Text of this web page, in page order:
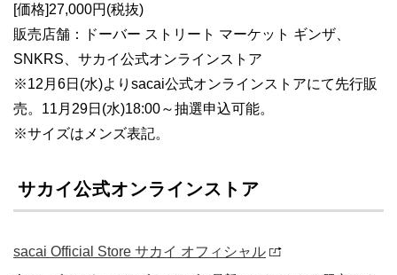
[価格]27,000円(税抜)
販売店舗：ドーバー ストリート マーケット ギンザ、
SNKRS、サカイ公式オンラインストア
※12月6日(水)よりsacai公式オンラインストアにて先行販
売。11月29日(水)18:00～抽選申込可能。
※サイズはメンズ表記。
サカイ公式オンラインストア
sacai Official Store サカイ オフィシャル